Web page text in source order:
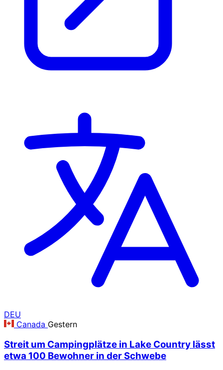
DEU
Canada Gestern
Streit um Campingplätze in Lake Country lässt
etwa 100 Bewohner in der Schwebe